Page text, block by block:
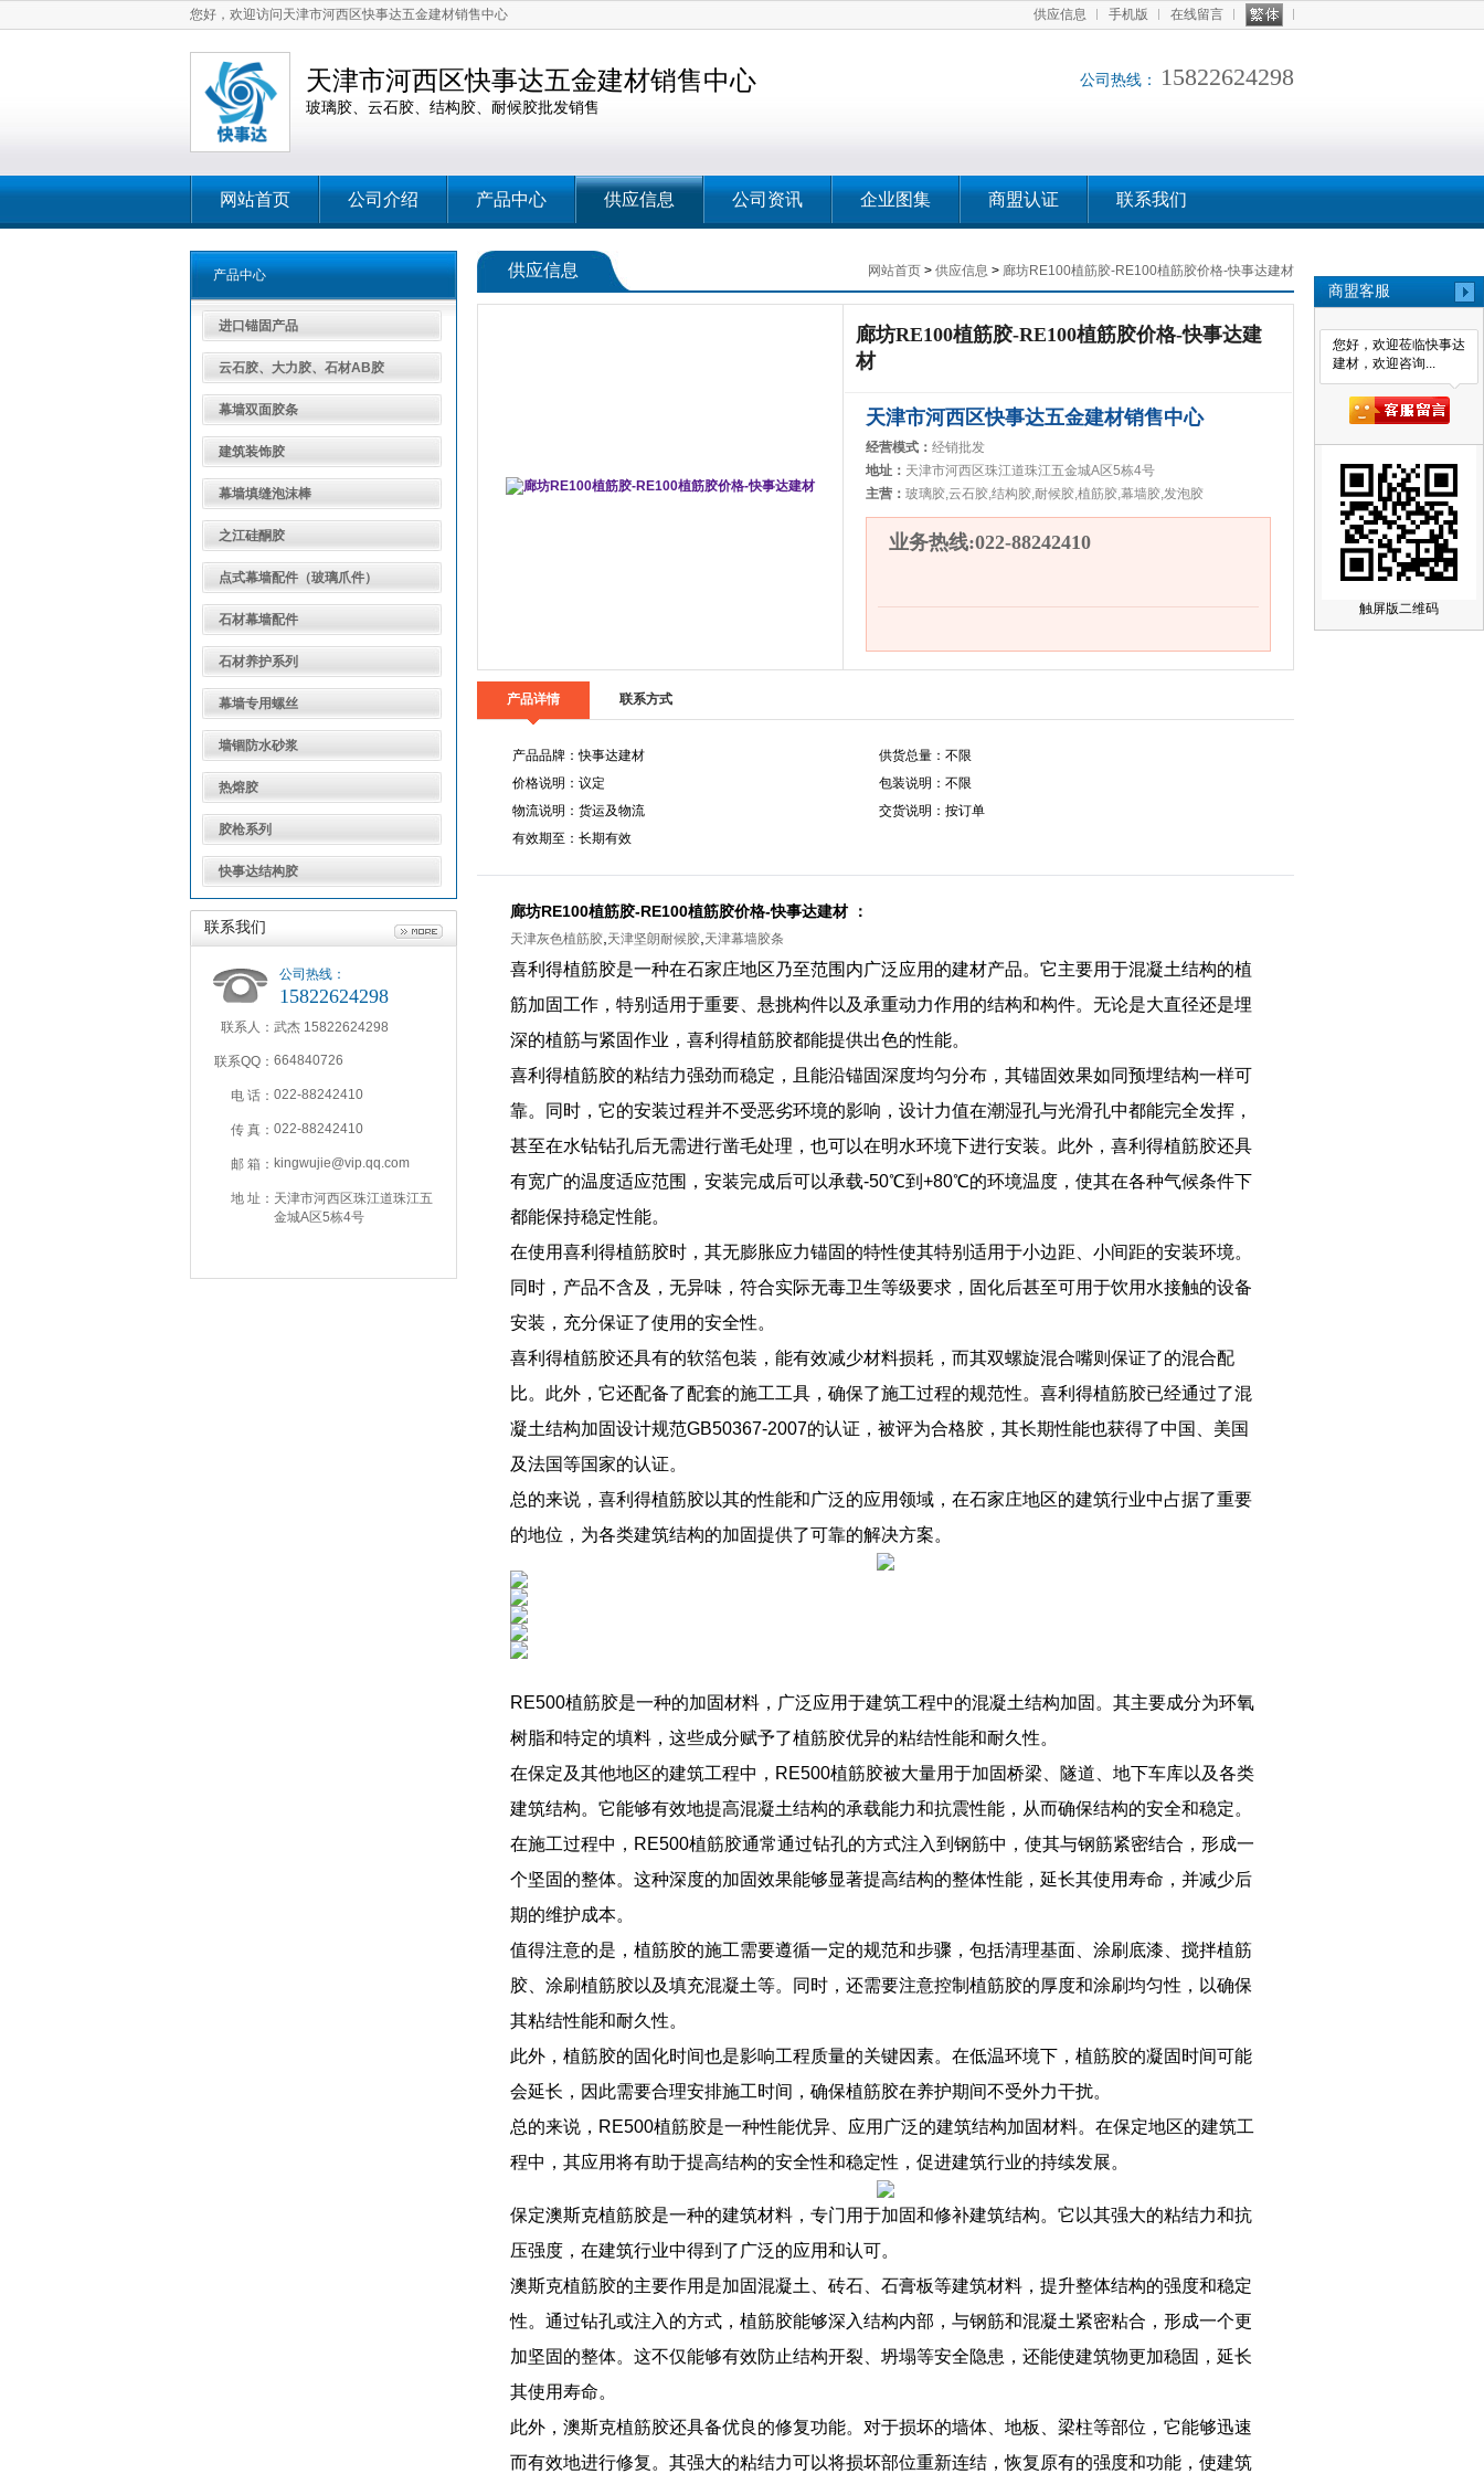
商盟客服
您好，欢迎莅临快事达
建材，欢迎咨询...
触屏版二维码
您好，欢迎访问天津市河西区快事达五金建材销售中心 供应信息 手机版 在线留言
天津市河西区快事达五金建材销售中心
玻璃胶、云石胶、结构胶、耐候胶批发销售
公司热线： 15822624298
网站首页 公司介绍 产品中心 供应信息 公司资讯 企业图集 商盟认证 联系我们
产品中心
进口锚固产品
云石胶、大力胶、石材AB胶
幕墙双面胶条
建筑装饰胶
幕墙填缝泡沫棒
之江硅酮胶
点式幕墙配件（玻璃爪件）
石材幕墙配件
石材养护系列
幕墙专用螺丝
墙锢防水砂浆
热熔胶
胶枪系列
快事达结构胶
联系我们
公司热线：
15822624298
联系人： 武杰 15822624298
联系QQ： 664840726
电 话： 022-88242410
传 真： 022-88242410
邮 箱： kingwujie@vip.qq.com
地 址： 天津市河西区珠江道珠江五
金城A区5栋4号
网站首页 > 供应信息 > 廊坊RE100植筋胶-RE100植筋胶价格-快事达建材
供应信息
廊坊RE100植筋胶-RE100植筋胶价格-快事达建
材
天津市河西区快事达五金建材销售中心
经营模式： 经销批发
地址： 天津市河西区珠江道珠江五金城A区5栋4号
主营： 玻璃胶,云石胶,结构胶,耐候胶,植筋胶,幕墙胶,发泡胶
业务热线:022-88242410
产品详情 联系方式
产品品牌：快事达建材
供货总量：不限
价格说明：议定
包装说明：不限
物流说明：货运及物流
交货说明：按订单
有效期至：长期有效
廊坊RE100植筋胶-RE100植筋胶价格-快事达建材 ：
天津灰色植筋胶 天津坚朗耐候胶 天津幕墙胶条
喜利得植筋胶是一种在石家庄地区乃至范围内广泛应用的建材产品。它主要用于混凝土结构的植
筋加固工作，特别适用于重要、悬挑构件以及承重动力作用的结构和构件。无论是大直径还是埋
深的植筋与紧固作业，喜利得植筋胶都能提供出色的性能。
喜利得植筋胶的粘结力强劲而稳定，且能沿锚固深度均匀分布，其锚固效果如同预埋结构一样可
靠。同时，它的安装过程并不受恶劣环境的影响，设计力值在潮湿孔与光滑孔中都能完全发挥，
甚至在水钻钻孔后无需进行凿毛处理，也可以在明水环境下进行安装。此外，喜利得植筋胶还具
有宽广的温度适应范围，安装完成后可以承载-50℃到+80℃的环境温度，使其在各种气候条件下
都能保持稳定性能。
在使用喜利得植筋胶时，其无膨胀应力锚固的特性使其特别适用于小边距、小间距的安装环境。
同时，产品不含及，无异味，符合实际无毒卫生等级要求，固化后甚至可用于饮用水接触的设备
安装，充分保证了使用的安全性。
喜利得植筋胶还具有的软箔包装，能有效减少材料损耗，而其双螺旋混合嘴则保证了的混合配
比。此外，它还配备了配套的施工工具，确保了施工过程的规范性。喜利得植筋胶已经通过了混
凝土结构加固设计规范GB50367-2007的认证，被评为合格胶，其长期性能也获得了中国、美国
及法国等国家的认证。
总的来说，喜利得植筋胶以其的性能和广泛的应用领域，在石家庄地区的建筑行业中占据了重要
的地位，为各类建筑结构的加固提供了可靠的解决方案。
RE500植筋胶是一种的加固材料，广泛应用于建筑工程中的混凝土结构加固。其主要成分为环氧
树脂和特定的填料，这些成分赋予了植筋胶优异的粘结性能和耐久性。
在保定及其他地区的建筑工程中，RE500植筋胶被大量用于加固桥梁、隧道、地下车库以及各类
建筑结构。它能够有效地提高混凝土结构的承载能力和抗震性能，从而确保结构的安全和稳定。
在施工过程中，RE500植筋胶通常通过钻孔的方式注入到钢筋中，使其与钢筋紧密结合，形成一
个坚固的整体。这种深度的加固效果能够显著提高结构的整体性能，延长其使用寿命，并减少后
期的维护成本。
值得注意的是，植筋胶的施工需要遵循一定的规范和步骤，包括清理基面、涂刷底漆、搅拌植筋
胶、涂刷植筋胶以及填充混凝土等。同时，还需要注意控制植筋胶的厚度和涂刷均匀性，以确保
其粘结性能和耐久性。
此外，植筋胶的固化时间也是影响工程质量的关键因素。在低温环境下，植筋胶的凝固时间可能
会延长，因此需要合理安排施工时间，确保植筋胶在养护期间不受外力干扰。
总的来说，RE500植筋胶是一种性能优异、应用广泛的建筑结构加固材料。在保定地区的建筑工
程中，其应用将有助于提高结构的安全性和稳定性，促进建筑行业的持续发展。
保定澳斯克植筋胶是一种的建筑材料，专门用于加固和修补建筑结构。它以其强大的粘结力和抗
压强度，在建筑行业中得到了广泛的应用和认可。
澳斯克植筋胶的主要作用是加固混凝土、砖石、石膏板等建筑材料，提升整体结构的强度和稳定
性。通过钻孔或注入的方式，植筋胶能够深入结构内部，与钢筋和混凝土紧密粘合，形成一个更
加坚固的整体。这不仅能够有效防止结构开裂、坍塌等安全隐患，还能使建筑物更加稳固，延长
其使用寿命。
此外，澳斯克植筋胶还具备优良的修复功能。对于损坏的墙体、地板、梁柱等部位，它能够迅速
而有效地进行修复。其强大的粘结力可以将损坏部位重新连结，恢复原有的强度和功能，使建筑